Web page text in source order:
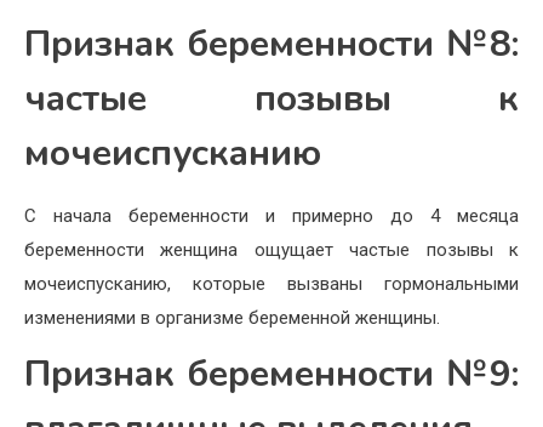
Признак беременности №8:
частые позывы к
мочеиспусканию
С начала беременности и примерно до 4 месяца
беременности женщина ощущает частые позывы к
мочеиспусканию, которые вызваны гормональными
изменениями в организме беременной женщины.
Признак беременности №9: